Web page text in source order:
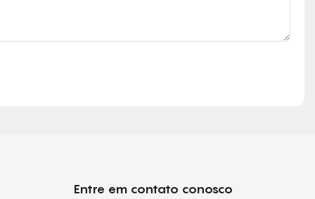
Entre em contato conosco